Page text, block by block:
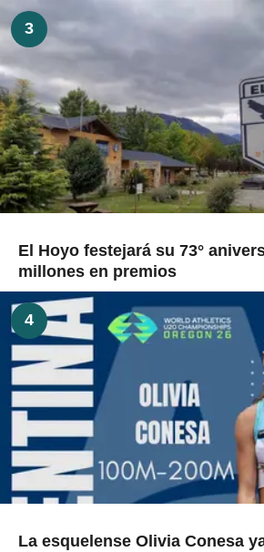
3
El Hoyo festejará su 73°
millones en premios
4
La esquelense Olivia Conesa